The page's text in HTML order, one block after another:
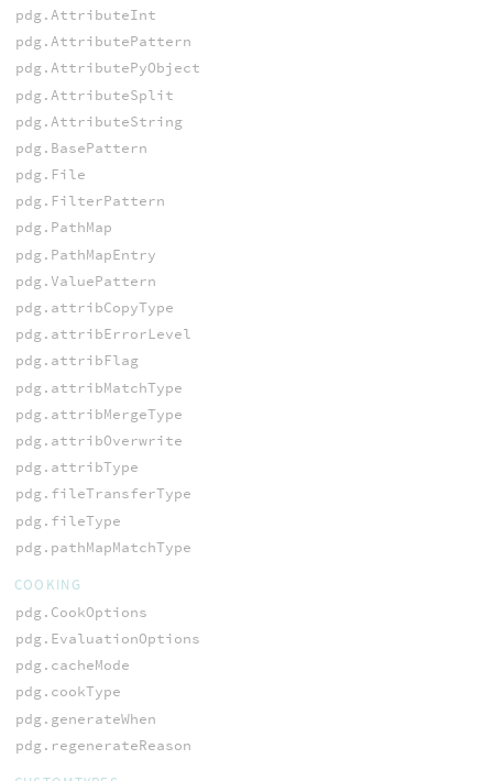
pdg.AttributeInt
pdg.AttributePattern
pdg.AttributePyObject
pdg.AttributeSplit
pdg.AttributeString
pdg.BasePattern
pdg.File
pdg.FilterPattern
pdg.PathMap
pdg.PathMapEntry
pdg.ValuePattern
pdg.attribCopyType
pdg.attribErrorLevel
pdg.attribFlag
pdg.attribMatchType
pdg.attribMergeType
pdg.attribOverwrite
pdg.attribType
pdg.fileTransferType
pdg.fileType
pdg.pathMapMatchType
COOKING
pdg.CookOptions
pdg.EvaluationOptions
pdg.cacheMode
pdg.cookType
pdg.generateWhen
pdg.regenerateReason